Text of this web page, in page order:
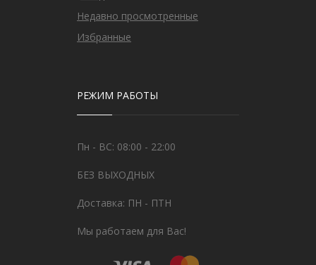
Недавно просмотренные
Избранные
РЕЖИМ РАБОТЫ
Пн - ВС: 08:00 - 22:00
БЕЗ ВЫХОДНЫХ
Доставка: ПН - ПТН
Мы работаем для Вас!